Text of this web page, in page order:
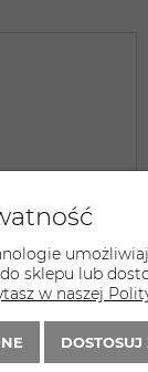
sklepu lub
w naszej